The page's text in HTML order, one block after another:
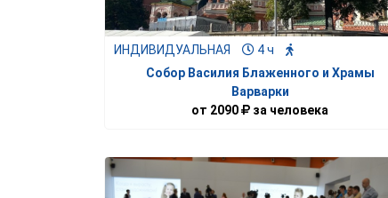
ИНДИВИДУАЛЬНАЯ
4 ч
Собор Василия Блаженного и Храмы
Варварки
от 2090 за человека